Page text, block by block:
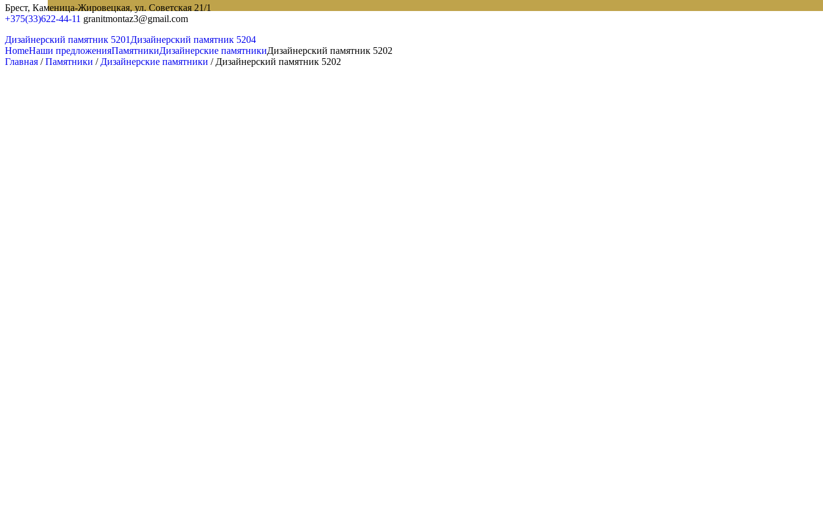
Брест, Каменица-Жировецкая, ул. Советская 21/1
+375(33)622-44-11 granitmontaz3@gmail.com
Дизайнерский памятник 5201 Дизайнерский памятник 5204
HomeНаши предложенияПамятникиДизайнерские памятникиДизайнерский памятник 5202
Главная /Памятники / Дизайнерские памятники / Дизайнерский памятник 5202